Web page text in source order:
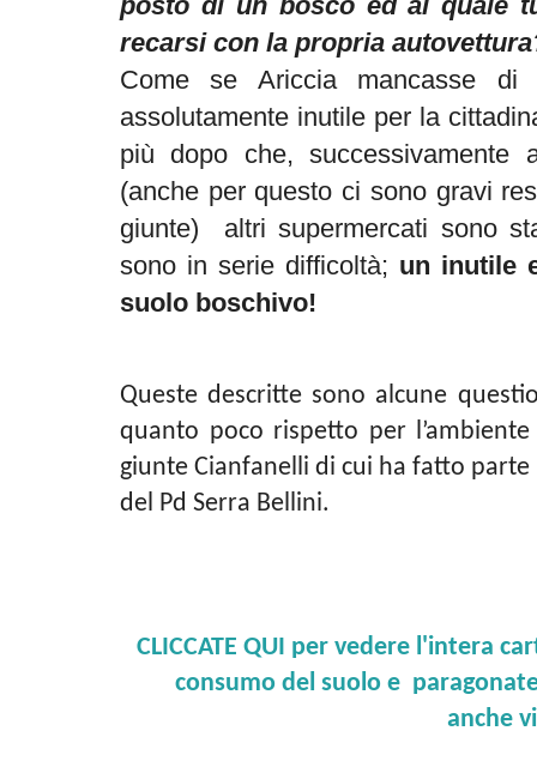
recarsi con la propria
Come se Ariccia mancasse di
assolutamente inutile per la
più dopo che, successivamente
(anche per questo ci sono gravi
giunte) altri supermercati sono
sono in serie difficoltà; un inutile
suolo boschivo!
Queste descritte sono alcune
quanto poco rispetto per
giunte Cianfanelli di cui ha fatto parte
del Pd Serra Bellini.
CLICCATE QUI per vedere l'intera
consumo del suolo e
anche